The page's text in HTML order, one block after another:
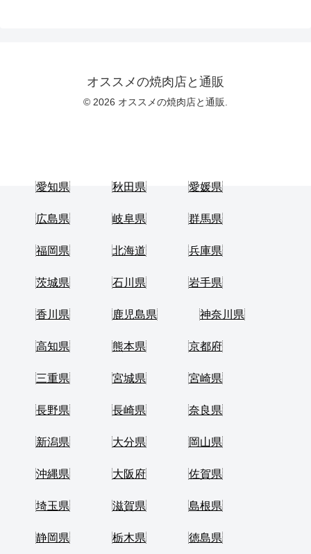
オススメの焼肉店と通販
© 2026 オススメの焼肉店と通販.
愛知県 秋田県 愛媛県
広島県 岐阜県 群馬県
福岡県 北海道 兵庫県
茨城県 石川県 岩手県
香川県 鹿児島県 神奈川県
高知県 熊本県 京都府
三重県 宮城県 宮崎県
長野県 長崎県 奈良県
新潟県 大分県 岡山県
沖縄県 大阪府 佐賀県
埼玉県 滋賀県 島根県
静岡県 栃木県 徳島県